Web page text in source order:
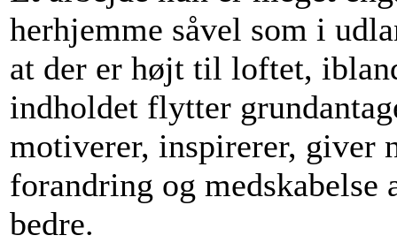
herhjemme såvel som i
at der er højt til loftet,
indholdet flytter
motiverer, inspirerer,
forandring og
bedre.